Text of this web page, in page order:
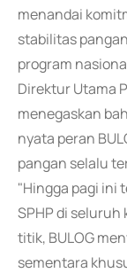
menandai
stabilitas
program
Direktur Utama
menegaskan
nyata peran
pangan selalu
"Hingga pagi ini
SPHP di
titik, BULOG
sementara